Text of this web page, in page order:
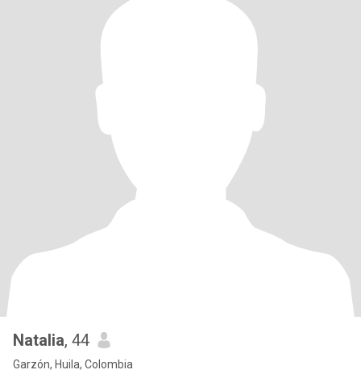
Natalia, 44
Garzón, Huila, Colombia